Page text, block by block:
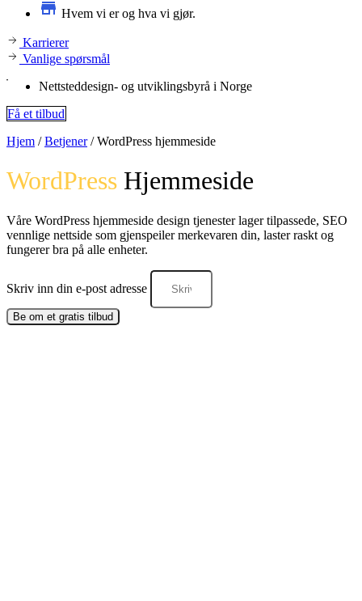
Hvem vi er og hva vi gjør.
Karrierer
Vanlige spørsmål
Nettsteddesign- og utviklingsbyrå i Norge
Få et tilbud
Hjem /Betjener/WordPress hjemmeside
WordPress Hjemmeside
Våre WordPress hjemmeside design tjenester lager tilpassede, SEO
vennlige nettside som gjenspeiler merkevaren din, laster raskt og
fungerer bra på alle enheter.
Skriv inn din e-post adresse
Be om et gratis tilbud